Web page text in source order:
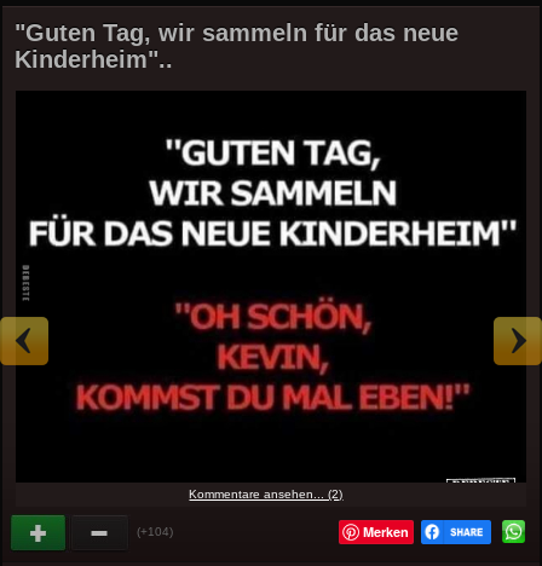
"Guten Tag, wir sammeln für das neue
Kinderheim"..
Kommentare ansehen... (2)
(+104) Merken